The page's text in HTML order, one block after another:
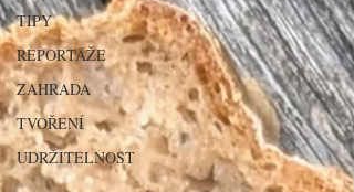
TIPY
REPORTÁŽE
ZAHRADA
TVOŘENÍ
UDRŽITELNOST